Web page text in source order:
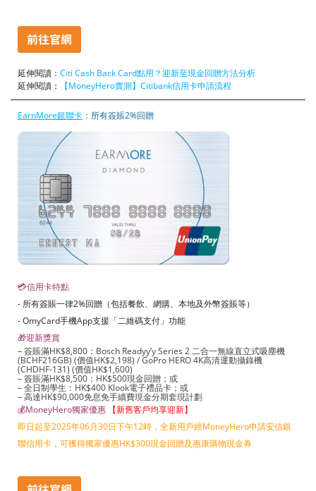
延伸閱讀： Citi Cash Back Card點用？迎新至現金回贈方法分析
延伸閱讀：
【MoneyHero實測】Citibank信用卡申請流程
EarnMore銀聯卡 ：所有簽賬2%回贈
💳信用卡特點
- 所有簽賬一律2%回贈（包括餐飲、網購、本地及外幣簽賬等）
- OmyCard手機App支援「二維碼支付」功能
🎁迎新獎賞
– 簽賬滿HK$8,800：Bosch Readyy’y Series 2 二合一無線直立式吸塵機
(BCHF216GB) (價值HK$2,198) / GoPro HERO 4K高清運動攝錄機
(CHDHF-131) (價值HK$1,600)
– 簽賬滿HK$8,500：HK$500現金回贈；或
– 全日制學生：HK$400 Klook電子禮品卡；或
– 高達HK$90,000免息免手續費現金分期套現計劃
💰MoneyHero獨家優惠 【新舊客戶均享迎新】
即日起至2025年06月30日下午12時，全新用戶經MoneyHero申請安信銀
聯信用卡，可獲得獨家優惠HK$300現金回贈及惠康購物現金券